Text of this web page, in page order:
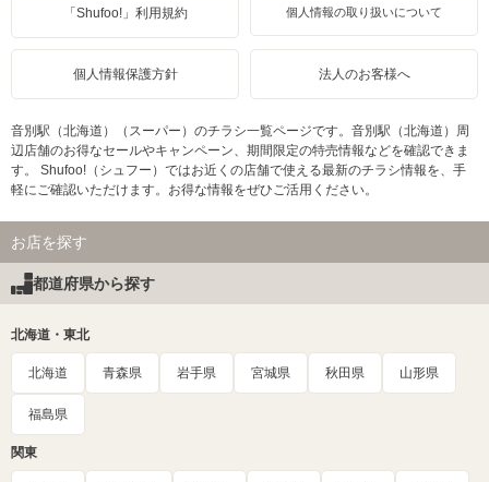
「Shufoo!」利用規約 個人情報の取り扱いについて
個人情報保護方針 法人のお客様へ
音別駅（北海道）（スーパー）のチラシ一覧ページです。音別駅（北海道）周
辺店舗のお得なセールやキャンペーン、期間限定の特売情報などを確認できま
す。 Shufoo!（シュフー）ではお近くの店舗で使える最新のチラシ情報を、手
軽にご確認いただけます。お得な情報をぜひご活用ください。
お店を探す
都道府県から探す
北海道・東北
北海道 青森県 岩手県 宮城県 秋田県 山形県
福島県
関東